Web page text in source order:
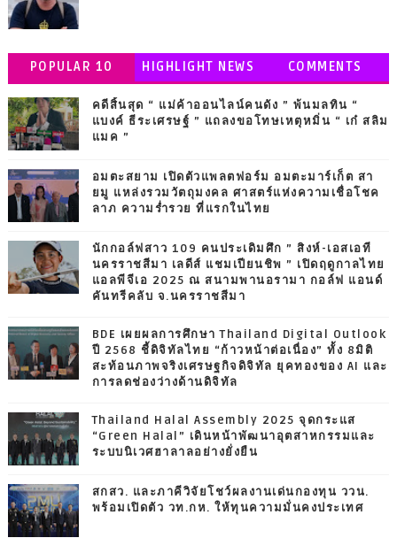
POPULAR 10 HIGHLIGHT NEWS COMMENTS
คดีสิ้นสุด “ แม่ค้าออนไลน์คนดัง ” พ้นมลทิน “
แบงค์ ธีระเศรษฐ์ ” แถลงขอโทษเหตุหมิ่น “ เก๋ สลิม
แมค ”
อมตะสยาม เปิดตัวแพลตฟอร์ม อมตะมาร์เก็ต สา
ยมู แหล่งรวมวัตถุมงคล ศาสตร์แห่งความเชื่อโชค
ลาภ ความร่ำรวย ที่แรกในไทย
นักกอล์ฟสาว 109 คนประเดิมศึก ” สิงห์-เอสเอที
นครราชสีมา เลดีส์ แชมเปียนชิพ ” เปิดฤดูกาลไทย
แอลพีจีเอ 2025 ณ สนามพานอรามา กอล์ฟ แอนด์
คันทรีคลับ จ.นครราชสีมา
BDE เผยผลการศึกษา Thailand Digital Outlook
ปี 2568 ชี้ดิจิทัลไทย “ก้าวหน้าต่อเนื่อง” ทั้ง 8มิติ
สะท้อนภาพจริงเศรษฐกิจดิจิทัล ยุคทองของ AI และ
การลดช่องว่างด้านดิจิทัล
Thailand Halal Assembly 2025 จุดกระแส
“Green Halal” เดินหน้าพัฒนาอุตสาหกรรมและ
ระบบนิเวศฮาลาลอย่างยั่งยืน
สกสว. และภาคีวิจัยโชว์ผลงานเด่นกองทุน ววน.
พร้อมเปิดตัว วท.กห. ให้ทุนความมั่นคงประเทศ